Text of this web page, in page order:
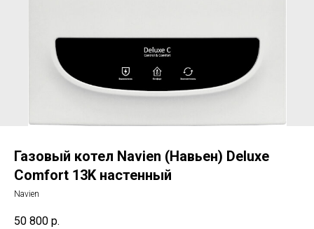
Газовый котел Navien (Навьен) Deluxe
Comfort 13K настенный
Navien
50 800 р.